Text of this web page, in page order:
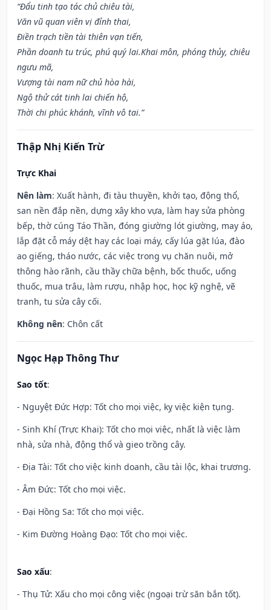
“Đẩu tinh tạo tác chủ chiêu tài,
Văn vũ quan viên vị đỉnh thai,
Điền trạch tiền tài thiên vạn tiến,
Phần doanh tu trúc, phú quý lai.Khai môn, phóng thủy, chiêu
ngưu mã,
Vượng tài nam nữ chủ hòa hài,
Ngộ thử cát tinh lai chiến hộ,
Thời chi phúc khánh, vĩnh vô tai.”
Thập Nhị Kiến Trừ
Trực Khai
Nên làm: Xuất hành, đi tàu thuyền, khởi tạo, động thổ,
san nền đắp nền, dựng xây kho vựa, làm hay sửa phòng
bếp, thờ cúng Táo Thần, đóng giường lót giường, may áo,
lắp đặt cỗ máy dệt hay các loại máy, cấy lúa gặt lúa, đào
ao giếng, tháo nước, các việc trong vụ chăn nuôi, mở
thông hào rãnh, cầu thầy chữa bệnh, bốc thuốc, uống
thuốc, mua trâu, làm rượu, nhập học, học kỹ nghệ, vẽ
tranh, tu sửa cây cối.
Không nên: Chôn cất
Ngọc Hạp Thông Thư
Sao tốt:
- Nguyệt Đức Hợp: Tốt cho mọi việc, kỵ việc kiện tụng.
- Sinh Khí (Trực Khai): Tốt cho mọi việc, nhất là việc làm
nhà, sửa nhà, động thổ và gieo trồng cây.
- Địa Tài: Tốt cho việc kinh doanh, cầu tài lộc, khai trương.
- Âm Đức: Tốt cho mọi việc.
- Đại Hồng Sa: Tốt cho mọi việc.
- Kim Đường Hoàng Đạo: Tốt cho mọi việc.
Sao xấu:
- Thụ Tử: Xấu cho mọi công việc (ngoại trừ săn bắn tốt).